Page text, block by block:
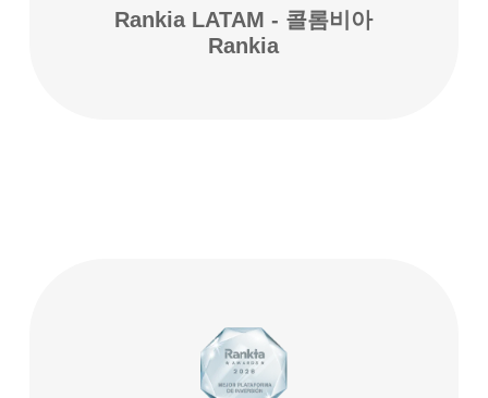
Rankia LATAM - 콜롬비아
Rankia